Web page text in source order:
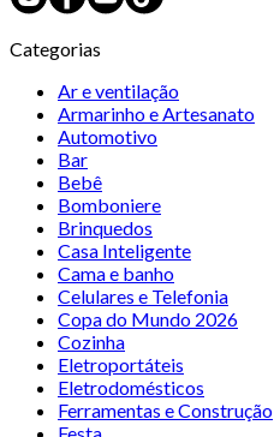
Categorias
Ar e ventilação
Armarinho e Artesanato
Automotivo
Bar
Bebê
Bomboniere
Brinquedos
Casa Inteligente
Cama e banho
Celulares e Telefonia
Copa do Mundo 2026
Cozinha
Eletroportáteis
Eletrodomésticos
Ferramentas e Construção
Festa